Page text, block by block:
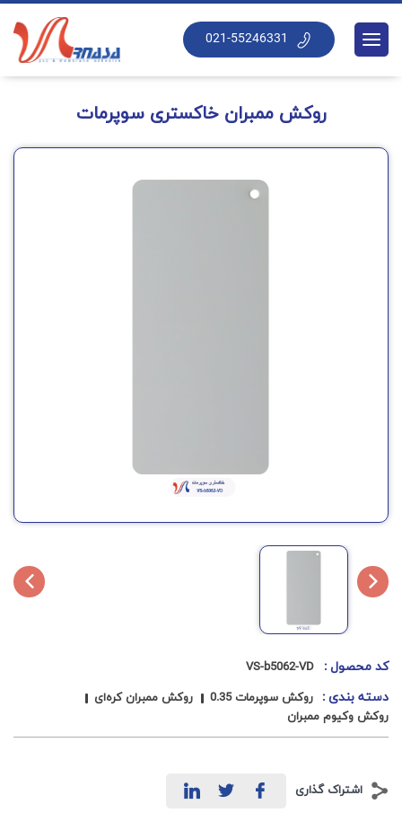
021-55246331
روکش ممبران خاکستری سوپرمات
کد محصول : VS-b5062-VD
دسته بندی : روکش سوپرمات 0.35
روکش ممبران کره‌ای
روکش وکیوم ممبران
اشتراک گذاری